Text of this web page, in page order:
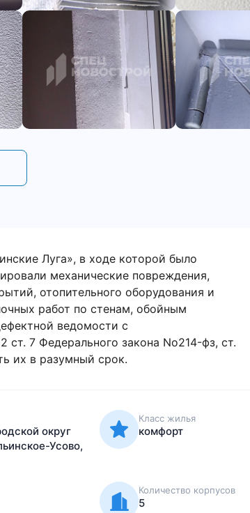
Луга», в ходе которой было выявлено
повреждения, загрязнения и
оборудования и электроустановочных
покрытиям, плинтусам и
В рамках гарантийных
Закона РФ «О защите прав
округ
Усово,
Класс жилья
комфорт
Количество корпусов
5